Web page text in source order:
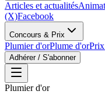
Articles et actualités
(X)Facebook
Concours & Prix
Plumier d'orPlume d'or
Adhérer / S'abonner
Plumier d'or